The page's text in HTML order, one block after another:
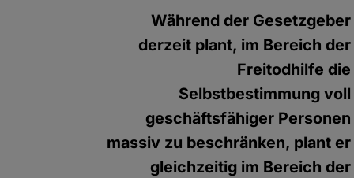
Während der Gesetzgeber
derzeit plant, im Bereich der
Freitodhilfe die
Selbstbestimmung voll
geschäftsfähiger Personen
massiv zu beschränken, plant er
gleichzeitig im Bereich der